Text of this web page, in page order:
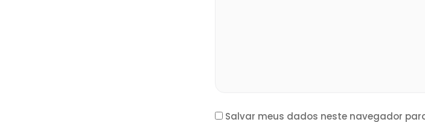
Salvar meus dados neste navegador